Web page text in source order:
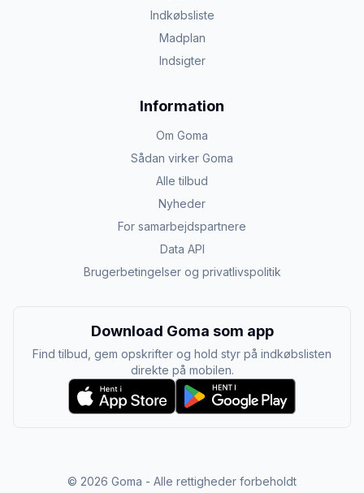
Indkøbsliste
Madplan
Indsigter
Information
Om Goma
Sådan virker Goma
Alle tilbud
Nyheder
For samarbejdspartnere
Data API
Brugerbetingelser og privatlivspolitik
Download Goma som app
Find tilbud, gem opskrifter og hold styr på indkøbslisten
direkte på mobilen.
© 2026 Goma - Alle rettigheder forbeholdt